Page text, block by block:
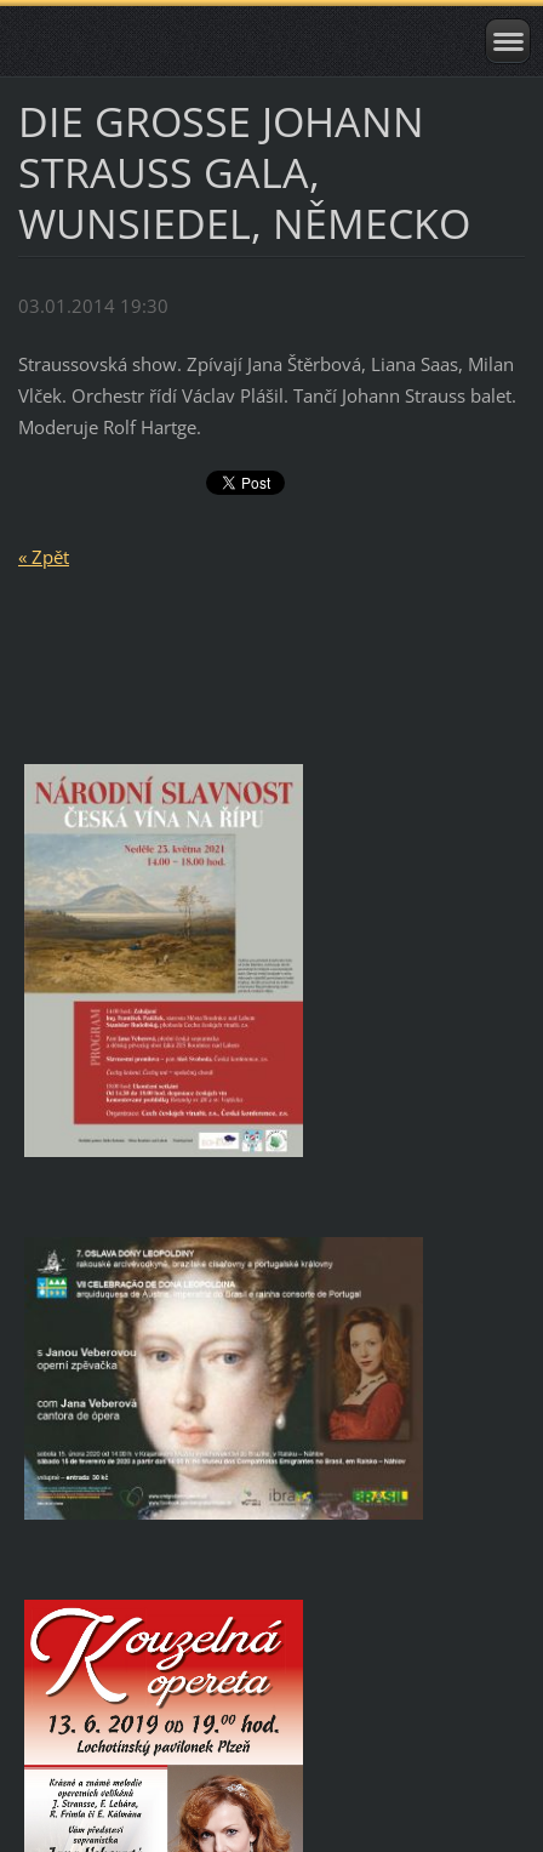
DIE GROSSE JOHANN
STRAUSS GALA,
WUNSIEDEL, NĚMECKO
03.01.2014 19:30
Straussovská show. Zpívají Jana Štěrbová, Liana Saas, Milan
Vlček. Orchestr řídí Václav Plášil. Tančí Johann Strauss balet.
Moderuje Rolf Hartge.
« Zpět